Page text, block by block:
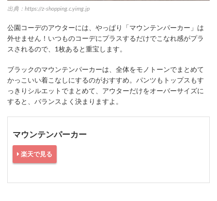
出典：https://z-shopping.c.yimg.jp
公園コーデのアウターには、やっぱり「マウンテンパーカー」は
外せません！いつものコーデにプラスするだけでこなれ感がプラ
スされるので、1枚あると重宝します。
ブラックのマウンテンパーカーは、全体をモノトーンでまとめて
かっこいい着こなしにするのがおすすめ。パンツもトップスもす
っきりシルエットでまとめて、アウターだけをオーバーサイズに
すると、バランスよく決まりますよ。
マウンテンパーカー
楽天で見る